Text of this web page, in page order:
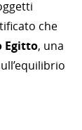
che
Egitto, una